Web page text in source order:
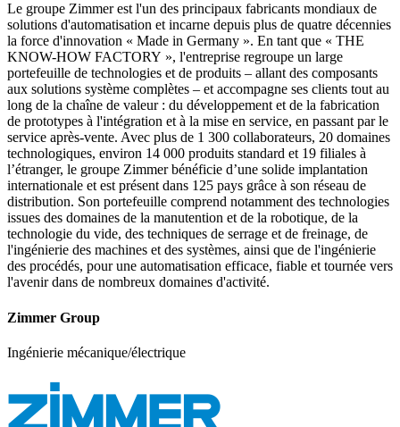
Le groupe Zimmer est l'un des principaux fabricants mondiaux de
solutions d'automatisation et incarne depuis plus de quatre décennies
la force d'innovation « Made in Germany ». En tant que « THE
KNOW-HOW FACTORY », l'entreprise regroupe un large
portefeuille de technologies et de produits – allant des composants
aux solutions système complètes – et accompagne ses clients tout au
long de la chaîne de valeur : du développement et de la fabrication
de prototypes à l'intégration et à la mise en service, en passant par le
service après-vente. Avec plus de 1 300 collaborateurs, 20 domaines
technologiques, environ 14 000 produits standard et 19 filiales à
l’étranger, le groupe Zimmer bénéficie d’une solide implantation
internationale et est présent dans 125 pays grâce à son réseau de
distribution. Son portefeuille comprend notamment des technologies
issues des domaines de la manutention et de la robotique, de la
technologie du vide, des techniques de serrage et de freinage, de
l'ingénierie des machines et des systèmes, ainsi que de l'ingénierie
des procédés, pour une automatisation efficace, fiable et tournée vers
l'avenir dans de nombreux domaines d'activité.
Zimmer Group
Ingénierie mécanique/électrique